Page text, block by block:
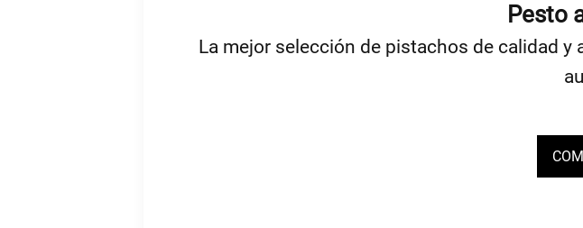
Pesto
La mejor selección de pistachos de calidad